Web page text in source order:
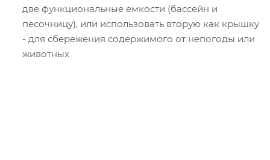
две функциональные емкости (бассейн и
песочницу), или использовать вторую как крышку
- для сбережения содержимого от непогоды или
животных